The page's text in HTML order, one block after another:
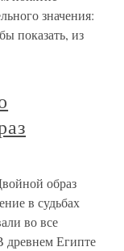
значения:
показать, из
образ
в судьбах
во все
древнем Египте